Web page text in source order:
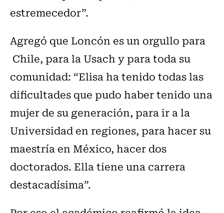
estremecedor”.
Agregó que Loncón es un orgullo para
Chile, para la Usach y para toda su
comunidad: “Elisa ha tenido todas las
dificultades que pudo haber tenido una
mujer de su generación, para ir a la
Universidad en regiones, para hacer su
maestría en México, hacer dos
doctorados. Ella tiene una carrera
destacadísima”.